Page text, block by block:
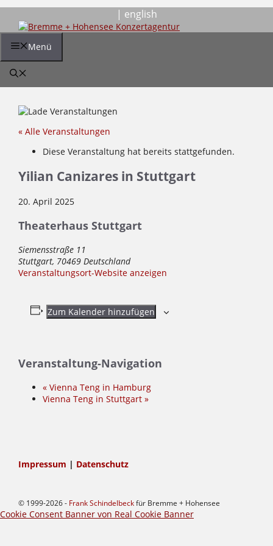
Inhalt
springen
| english
Menü
« Alle Veranstaltungen
Diese Veranstaltung hat bereits stattgefunden.
Yilian Canizares in Stuttgart
20. April 2025
Theaterhaus Stuttgart
Siemensstraße 11
Stuttgart, 70469 Deutschland
Veranstaltungsort-Website anzeigen
Zum Kalender hinzufügen
Veranstaltung-Navigation
« Vienna Teng in Hamburg
Vienna Teng in Stuttgart »
Impressum | Datenschutz
© 1999-2026 - Frank Schindelbeck für Bremme + Hohensee
Cookie Consent Banner von Real Cookie Banner